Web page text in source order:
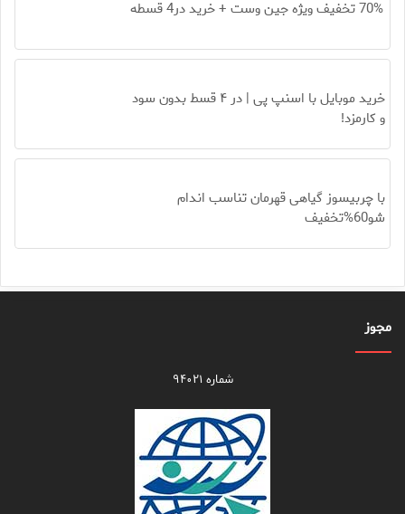
70% تخفیف ویژه جین وست + خرید در4 قسطه
خرید موبایل با اسنپ پی | در ۴ قسط بدون سود
و کارمزد!
با چربیسوز گیاهی قهرمان تناسب اندام
شو60%تخفیف
مجوز
شماره ۹۴۰۲۱